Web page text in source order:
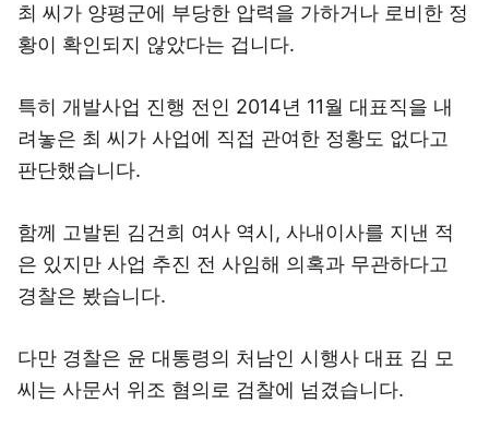
최 씨가 양평군에 부당한 압력을 가하거나 로비한 정
황이 확인되지 않았다는 겁니다.
특히 개발사업 진행 전인 2014년 11월 대표직을 내
려놓은 최 씨가 사업에 직접 관여한 정황도 없다고
판단했습니다.
함께 고발된 김건희 여사 역시, 사내이사를 지낸 적
은 있지만 사업 추진 전 사임해 의혹과 무관하다고
경찰은 봤습니다.
다만 경찰은 윤 대통령의 처남인 시행사 대표 김 모
씨는 사문서 위조 혐의로 검찰에 넘겼습니다.